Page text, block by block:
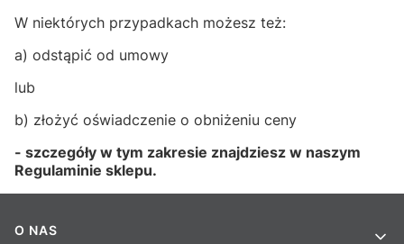
W niektórych przypadkach możesz też:
a) odstąpić od umowy
lub
b) złożyć oświadczenie o obniżeniu ceny
- szczegóły w tym zakresie znajdziesz w naszym
Regulaminie sklepu.
Linki w stopce
O NAS